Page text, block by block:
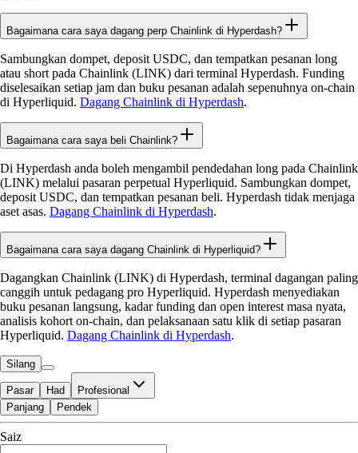
Bagaimana cara saya dagang perp Chainlink di Hyperdash?
Sambungkan dompet, deposit USDC, dan tempatkan pesanan long
atau short pada Chainlink (LINK) dari terminal Hyperdash. Funding
diselesaikan setiap jam dan buku pesanan adalah sepenuhnya on-chain
di Hyperliquid. Dagang Chainlink di Hyperdash.
Bagaimana cara saya beli Chainlink?
Di Hyperdash anda boleh mengambil pendedahan long pada Chainlink
(LINK) melalui pasaran perpetual Hyperliquid. Sambungkan dompet,
deposit USDC, dan tempatkan pesanan beli. Hyperdash tidak menjaga
aset asas. Dagang Chainlink di Hyperdash.
Bagaimana cara saya dagang Chainlink di Hyperliquid?
Dagangkan Chainlink (LINK) di Hyperdash, terminal dagangan paling
canggih untuk pedagang pro Hyperliquid. Hyperdash menyediakan
buku pesanan langsung, kadar funding dan open interest masa nyata,
analisis kohort on-chain, dan pelaksanaan satu klik di setiap pasaran
Hyperliquid. Dagang Chainlink di Hyperdash.
Silang
Pasar Had Profesional
Tersedia untuk Trade
$0.00
Panjang Pendek
Saiz